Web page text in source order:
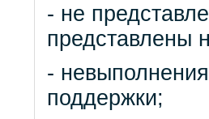
- не
представлены
-
поддержки;